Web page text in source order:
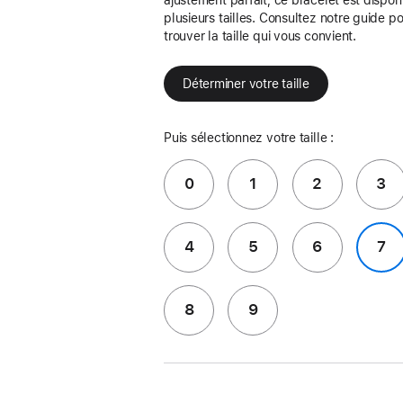
plusieurs tailles. Consultez notre guide
trouver la taille qui vous convient.
Déterminer votre taille
Puis sélectionnez votre taille :
0 1 2 3
4 5 6 7
8 9